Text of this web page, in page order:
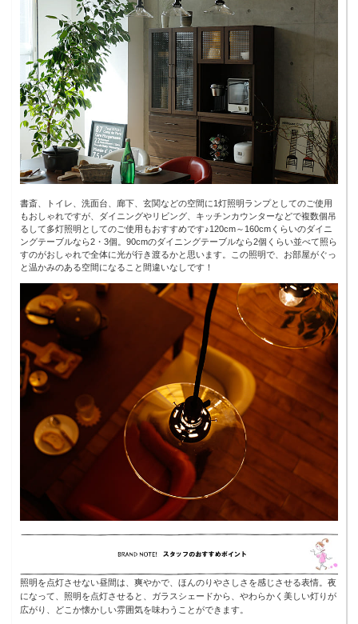
書斎、トイレ、洗面台、廊下、玄関などの空間に1灯照明ランプとしてのご使用
もおしゃれですが、ダイニングやリビング、キッチンカウンターなどで複数個吊
るして多灯照明としてのご使用もおすすめです♪120cm～160cmくらいのダイニ
ングテーブルなら2・3個。90cmのダイニングテーブルなら2個くらい並べて照ら
すのがおしゃれで全体に光が行き渡るかと思います。この照明で、お部屋がぐっ
と温かみのある空間になること間違いなしです！
照明を点灯させない昼間は、爽やかで、ほんのりやさしさを感じさせる表情。夜
になって、照明を点灯させると、ガラスシェードから、やわらかく美しい灯りが
広がり、どこか懐かしい雰囲気を味わうことができます。